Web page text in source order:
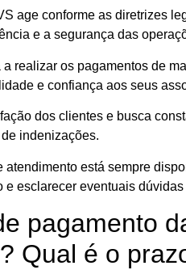
age conforme as diretrizes
e a segurança das
realizar os pagamentos de
e confiança aos seus
dos clientes e busca
indenizações.
atendimento está sempre
e esclarecer eventuais
pagamento
Qual é o